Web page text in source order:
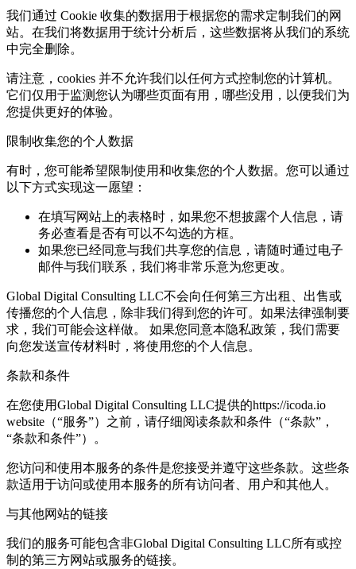
我们通过 Cookie 收集的数据用于根据您的需求定制我们的网
站。在我们将数据用于统计分析后，这些数据将从我们的系统
中完全删除。
请注意，cookies 并不允许我们以任何方式控制您的计算机。
它们仅用于监测您认为哪些页面有用，哪些没用，以便我们为
您提供更好的体验。
限制收集您的个人数据
有时，您可能希望限制使用和收集您的个人数据。您可以通过
以下方式实现这一愿望：
在填写网站上的表格时，如果您不想披露个人信息，请
务必查看是否有可以不勾选的方框。
如果您已经同意与我们共享您的信息，请随时通过电子
邮件与我们联系，我们将非常乐意为您更改。
Global Digital Consulting LLC不会向任何第三方出租、出售或
传播您的个人信息，除非我们得到您的许可。如果法律强制要
求，我们可能会这样做。 如果您同意本隐私政策，我们需要
向您发送宣传材料时，将使用您的个人信息。
条款和条件
在您使用Global Digital Consulting LLC提供的https://icoda.io
website（“服务”）之前，请仔细阅读条款和条件（“条款”，
“条款和条件”）。
您访问和使用本服务的条件是您接受并遵守这些条款。这些条
款适用于访问或使用本服务的所有访问者、用户和其他人。
与其他网站的链接
我们的服务可能包含非Global Digital Consulting LLC所有或控
制的第三方网站或服务的链接。